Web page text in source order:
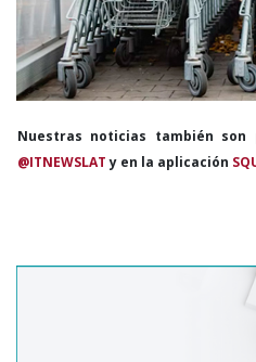
Nuestras noticias también
@ITNEWSLATy en la aplicación